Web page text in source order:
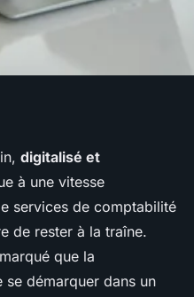
de
le
pour attirer
digitalisé et
à une vitesse
services de comptabilité
de rester à la traîne.
que la
démarquer dans un